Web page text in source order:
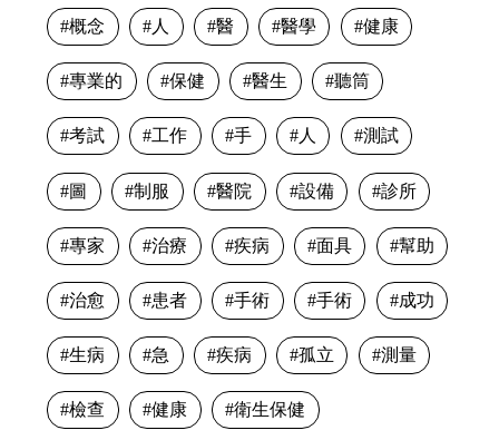
概念 人 醫 醫學 健康
專業的 保健 醫生 聽筒
考試 工作 手 人 測試
圖 制服 醫院 設備 診所
專家 治療 疾病 面具 幫助
治愈 患者 手術 手術 成功
生病 急 疾病 孤立 測量
檢查 健康 衛生保健